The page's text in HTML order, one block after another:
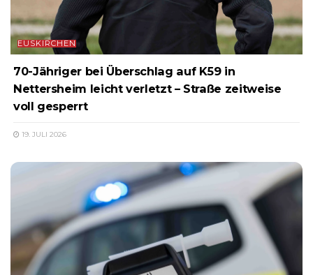
EUSKIRCHEN
70-Jähriger bei Überschlag auf K59 in
Nettersheim leicht verletzt – Straße zeitweise
voll gesperrt
19. JULI 2026